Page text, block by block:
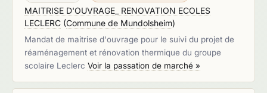
MAITRISE D'OUVRAGE_ RENOVATION ECOLES
LECLERC (Commune de Mundolsheim)
Mandat de maitrise d'ouvrage pour le suivi du projet de
réaménagement et rénovation thermique du groupe
scolaire Leclerc Voir la passation de marché »